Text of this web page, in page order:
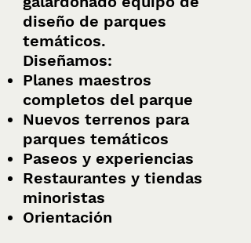
diseño de parques
temáticos.
Diseñamos:
Planes maestros
completos del parque
Nuevos terrenos para
parques temáticos
Paseos y experiencias
Restaurantes y tiendas
minoristas
Orientación